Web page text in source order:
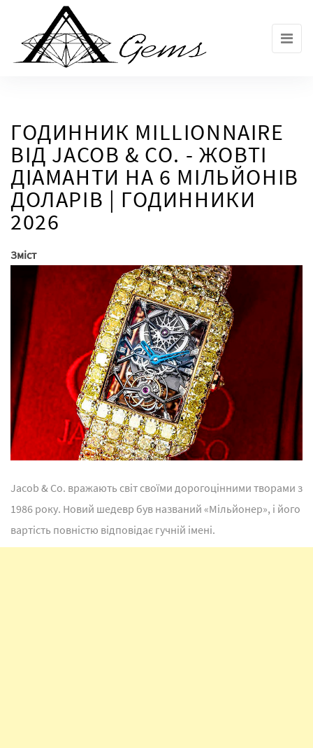
ГОДИННИК MILLIONNAIRE
ВІД JACOB & CO. - ЖОВТІ
ДІАМАНТИ НА 6 МІЛЬЙОНІВ
ДОЛАРІВ | ГОДИННИКИ
2026
Зміст
Jacob & Co. вражають світ своїми дорогоцінними творами з
1986 року. Новий шедевр був названий «Мільйонер», і його
вартість повністю відповідає гучній імені.